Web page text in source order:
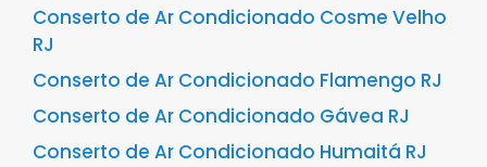
Conserto de Ar Condicionado Cosme Velho
RJ
Conserto de Ar Condicionado Flamengo RJ
Conserto de Ar Condicionado Gávea RJ
Conserto de Ar Condicionado Humaitá RJ